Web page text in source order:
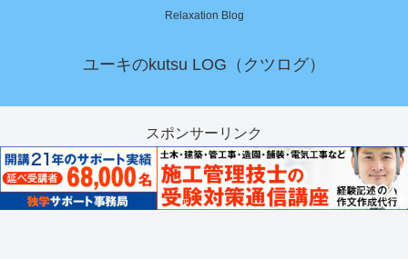
Relaxation Blog
ユーキのkutsu LOG（クツログ）
スポンサーリンク